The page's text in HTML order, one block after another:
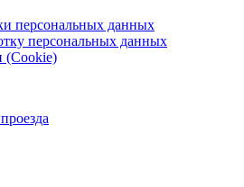
персональных данных
персональных данных
(Cookie)